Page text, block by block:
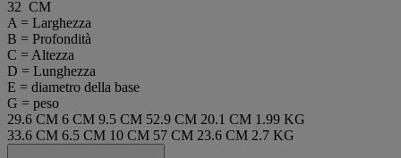
32 CM
A = Larghezza
B = Profondità
C = Altezza
D = Lunghezza
E = diametro della base
G = peso
29.6 CM 6 CM 9.5 CM 52.9 CM 20.1 CM 1.99 KG
33.6 CM 6.5 CM 10 CM 57 CM 23.6 CM 2.7 KG